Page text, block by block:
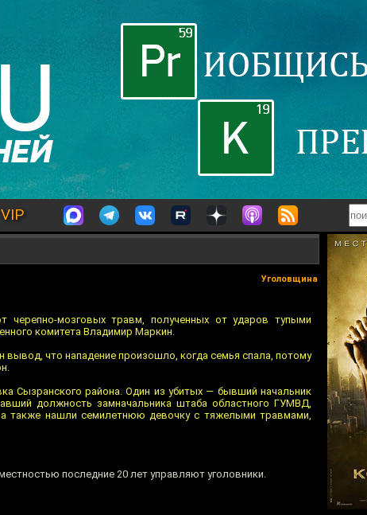
VIP
Уголовщина
черепно-мозговых травм, полученных от ударов тупыми
комитета Владимир Маркин.
что нападение произошло, когда семья спала, потому
Сызранского района. Один из убитых — бывший начальник
должность замначальника штаба областного ГУМВД,
также нашли семилетнюю девочку с тяжелыми травмами,
последние 20 лет управляют уголовники.